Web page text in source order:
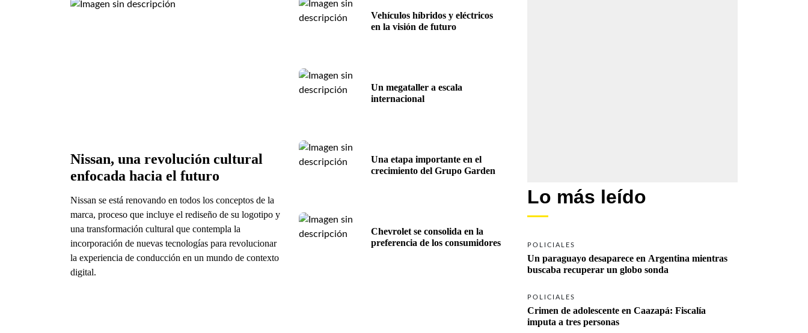
Nissan, una revolución cultural
enfocada hacia el futuro
Nissan se está renovando en todos los conceptos de la
marca, proceso que incluye el rediseño de su logotipo y
una transformación cultural que contempla la
incorporación de nuevas tecnologías para revolucionar
la experiencia de conducción en un mundo de contexto
digital.
Vehículos híbridos y eléctricos
en la visión de futuro
Un megataller a escala
internacional
Una etapa importante en el
crecimiento del Grupo Garden
Chevrolet se consolida en la
preferencia de los consumidores
Lo más leído
POLICIALES
Un paraguayo desaparece en Argentina mientras
POLICIALES
Crimen de adolescente en Caazapá: Fiscalía